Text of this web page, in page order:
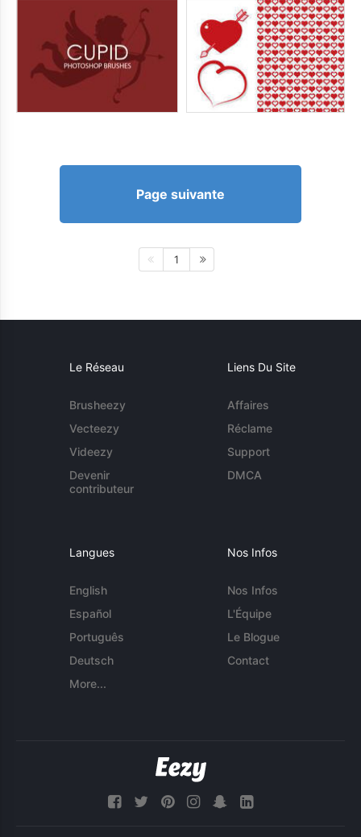
Page suivante
1
Le Réseau
Brusheezy
Vecteezy
Videezy
Devenir
contributeur
Liens Du Site
Affaires
Réclame
Support
DMCA
Langues
English
Español
Português
Deutsch
More...
Nos Infos
Nos Infos
L'Équipe
Le Blogue
Contact